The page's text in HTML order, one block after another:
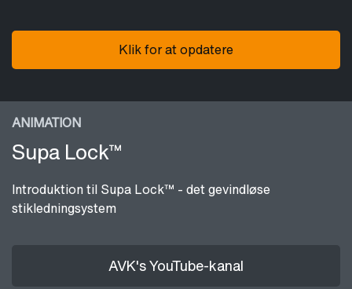
Klik for at opdatere
ANIMATION
Supa Lock™
Introduktion til Supa Lock™ - det gevindløse
stikledningsystem
AVK's YouTube-kanal